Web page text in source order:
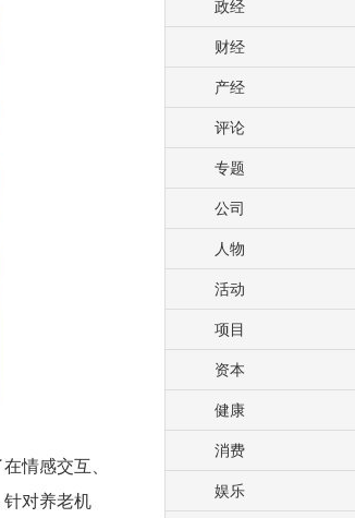
情感交互、
对养老机
政经
财经
产经
评论
专题
公司
人物
活动
项目
资本
健康
消费
娱乐